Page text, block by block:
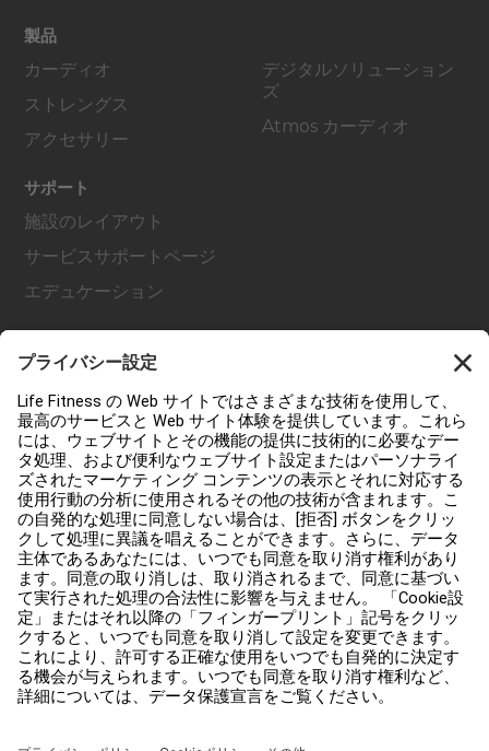
製品
カーディオ
ストレングス
アクセサリー
デジタルソリューション
ズ
Atmos カーディオ
サポート
施設のレイアウト
サービスサポートページ
エデュケーション
販売ネットワーク
販売店を探す
規約
アクセシビリティ
Careers
Facility Connectにログインする